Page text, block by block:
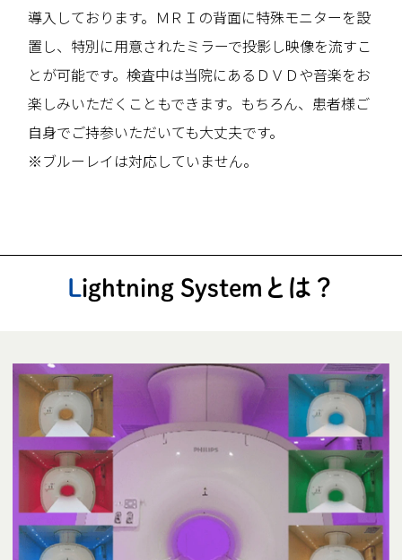
導入しております。ＭＲＩの背面に特殊モニターを設
置し、特別に用意されたミラーで投影し映像を流すこ
とが可能です。検査中は当院にあるＤＶＤや音楽をお
楽しみいただくこともできます。もちろん、患者様ご
自身でご持参いただいても大丈夫です。
※ブルーレイは対応していません。
Lightning Systemとは？